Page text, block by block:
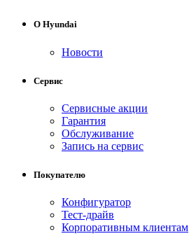
О Hyundai
Новости
Сервис
Сервисные акции
Гарантия
Обслуживание
Запись на сервис
Покупателю
Конфигуратор
Тест-драйв
Корпоративным клиентам